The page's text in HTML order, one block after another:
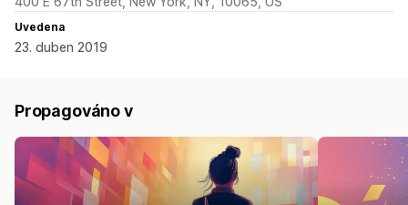
Uvedena
23. duben 2019
Propagováno v